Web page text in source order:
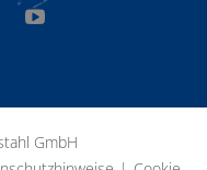
GmbH